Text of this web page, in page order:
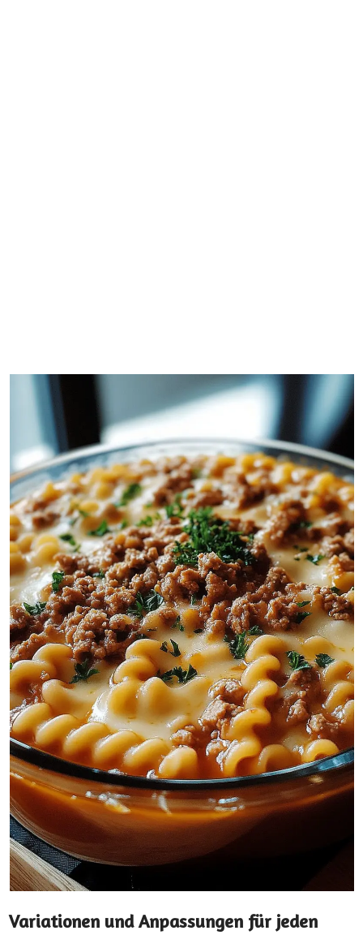
Variationen und Anpassungen für jeden